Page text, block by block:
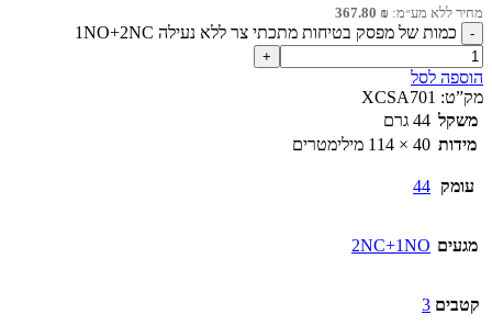
מחיר ללא מע״מ: 367.80 ₪
כמות של מפסק בטיחות מתכתי צר ללא נעילה 1NO+2NC
הוספה לסל
מק”ט: XCSA701
משקל 44 גרם
מידות 40 × 114 מילימטרים
עומק 44
מגעים 2NC+1NO
קטבים 3